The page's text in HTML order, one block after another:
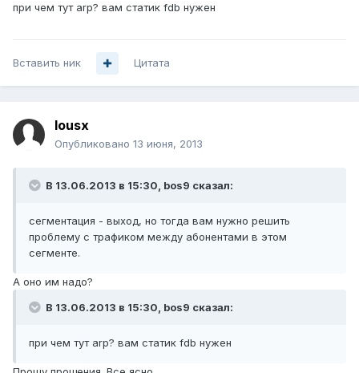
при чем тут arp? вам статик fdb нужен
Вставить ник Цитата
lousx
Опубликовано 13 июня, 2013
В 13.06.2013 в 15:30, bos9 сказал:
сегментация - выход, но тогда вам нужно решить
проблему с трафиком между абонентами в этом
сегменте.
А оно им надо?
В 13.06.2013 в 15:30, bos9 сказал:
при чем тут arp? вам статик fdb нужен